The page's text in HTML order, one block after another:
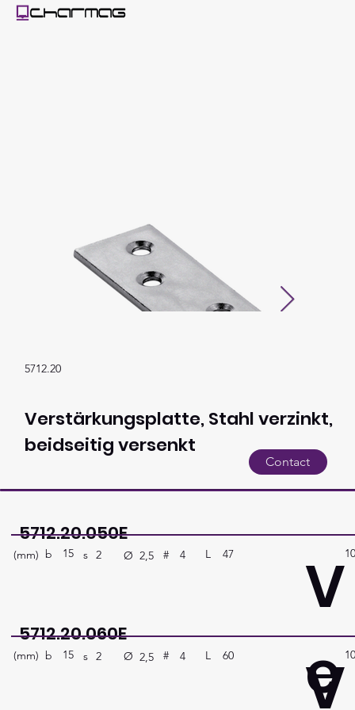
5712.20
Verstärkungsplatte, Stahl verzinkt,
beidseitig versenkt
Contact
5712.20.050E
(mm) 15
b s 2 Ø 2,5 # 4 L 47
V
e
5712.20.060E
(mm) 15
b s 2 Ø 2,5 # 4 L 60
V